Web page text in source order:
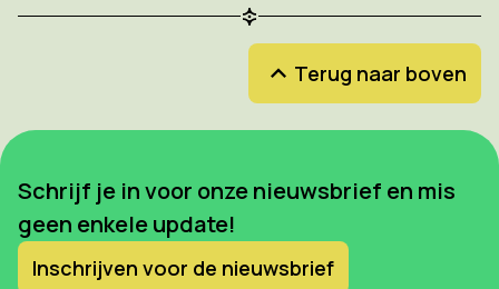
Terug naar boven
Schrijf je in voor onze nieuwsbrief en mis
geen enkele update!
Inschrijven voor de nieuwsbrief